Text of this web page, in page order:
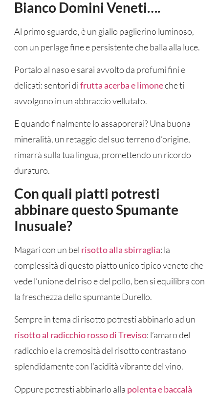
Bianco Domini Veneti….
Al primo sguardo, è un giallo paglierino luminoso,
con un perlage fine e persistente che balla alla luce.
Portalo al naso e sarai avvolto da profumi fini e
delicati: sentori difrutta acerba e limoneche ti
avvolgono in un abbraccio vellutato.
E quando finalmente lo assaporerai? Una buona
mineralità, un retaggio del suo terreno d’origine,
rimarrà sulla tua lingua, promettendo un ricordo
duraturo.
Con quali piatti potresti
abbinare questo Spumante
Inusuale?
Magari con un bel risotto alla sbirraglia: la
complessità di questo piatto unico tipico veneto che
vede l’unione del riso e del pollo, ben si equilibra con
la freschezza dello spumante Durello.
Sempre in tema di risotto potresti abbinarlo ad un
risotto al radicchio rosso di Treviso: l’amaro del
radicchio e la cremosità del risotto contrastano
splendidamente con l’acidità vibrante del vino.
Oppure potresti abbinarlo alla polenta e baccalà